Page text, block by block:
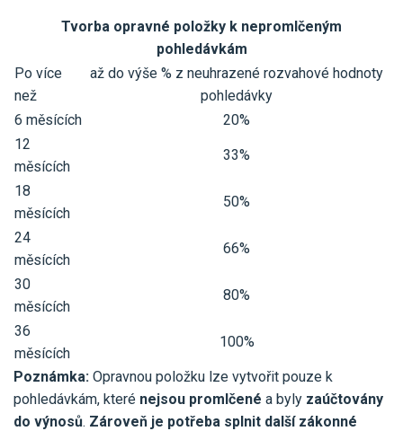
Účetní a manažerské reporty
Ceník a sklady
One Stop Shop (OSS)
Ceník účetních služeb
Pro firmy
Pro živnostníky
Blog
VYZKOUŠET ZDARMA PŘIHLÁSIT SE
Tvorba opravné položky k nepromlčeným
pohledávkám
Po více
než
až do výše % z neuhrazené rozvahové hodnoty
pohledávky
6 měsících
20%
12
měsících
33%
18
měsících
50%
24
měsících
66%
30
měsících
80%
36
měsících
100%
Poznámka: Opravnou položku lze vytvořit pouze k
pohledávkám, které nejsou promlčené a byly zaúčtovány
do výnosů. Zároveň je potřeba splnit další zákonné